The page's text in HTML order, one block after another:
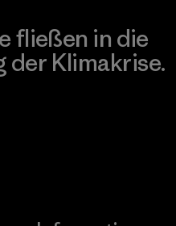
fließen in die
der Klimakrise.